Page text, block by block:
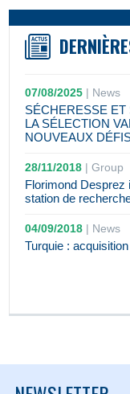
07/08/2025 | News
SÉCHERESSE
LA SÉLECTION
NOUVEAUX
28/11/2018 |Group
Florimond Desprez
station de
04/09/2018 | News
Turquie :